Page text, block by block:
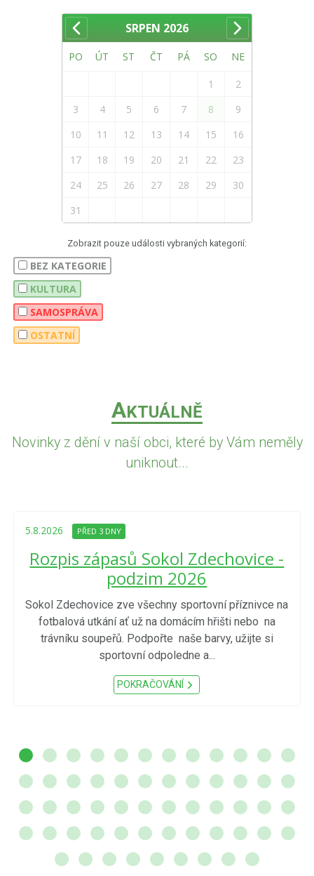
SRPEN 2026
PO ÚT ST ČT PÁ SO NE
1
2
3
4 5 6 7 8
9
10
11 12 13 14 15
16
17
18 19 20 21 22
23
24
25 26 27 28 29
30
31
Zobrazit pouze události vybraných kategorií:
BEZ KATEGORIE
KULTURA
SAMOSPRÁVA
OSTATNÍ
AKTUÁLNĚ
Novinky z dění v naší obci, které by Vám neměly
uniknout...
5.8.2026 PŘED 3 DNY
Rozpis zápasů Sokol Zdechovice -
podzim 2026
Sokol Zdechovice zve všechny sportovní příznivce na
fotbalová utkání ať už na domácím hřišti nebo na
trávníku soupeřů. Podpořte naše barvy, užijte si
sportovní odpoledne a...
POKRAČOVÁNÍ